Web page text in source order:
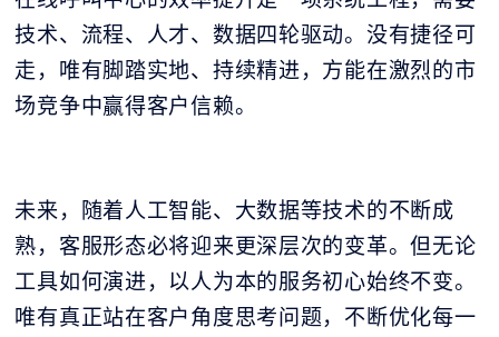
技术、流程、人才、数据四轮驱动。没有捷径可
走，唯有脚踏实地、持续精进，方能在激烈的市
场竞争中赢得客户信赖。
未来，随着人工智能、大数据等技术的不断成
熟，客服形态必将迎来更深层次的变革。但无论
工具如何演进，以人为本的服务初心始终不变。
唯有真正站在客户角度思考问题，不断优化每一